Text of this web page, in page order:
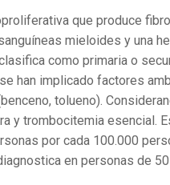
que produce
mieloides y una
como primaria o
han implicado factores
tolueno).
y trombocitemia esencial.
por cada 100.000
en personas de